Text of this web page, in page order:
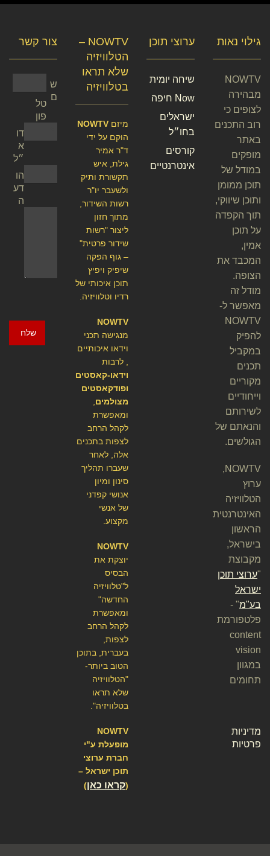
צור קשר
ש
ם
טל
פון
דו
א
״ל
הו
דע
ה
שלח
NOWTV –
הטלוויזיה
שלא תראו
בטלוויזיה
מיזם NOWTV
הוקם על ידי
ד"ר אמיר
גילת, איש
תקשורת ותיק
ולשעבר יו"ר
רשות השידור,
מתוך חזון
ליצור "רשות
שידור פרטית"
– גוף הפקה
שיפיק ויפיץ
תוכן איכותי של
רדיו וטלוויזיה.
NOWTV
מנגישה תכני
וידאו איכותיים
, לרבות
וידאו-קאסטים
ופודקאסטים
מצולמים
ומאפשרת
לקהל הרחב
לצפות בתכנים
אלה, לאחר
שעברו תהליך
סינון ומיון
אנושי קפדני
של אנשי
מקצוע.
NOWTV
יוצקת את
הבסיס
ל"טלוויזיה
החדשה"
ומאפשרת
לקהל הרחב
לצפות,
בעברית, בתוכן
הטוב ביותר-
"הטלוויזיה
שלא תראו
בטלוויזיה".
NOWTV
מופעלת ע"י
חברת ערוצי
תוכן ישראל –
(קראו כאן)
ערוצי תוכן
שיחה יומית
Now חיפה
ישראלים
בחו״ל
קורסים
אינטרנטיים
גילוי נאות
NOWTV
מבהירה
לצופים כי
רוב התכנים
באתר
מופקים
במודל של
תוכן ממומן
ותוכן שיווקי,
תוך הקפדה
על תוכן
אמין,
המכבד את
הצופה.
מודל זה
מאפשר ל-
NOWTV
להפיק
במקביל
תכנים
מקוריים
וייחודיים
לשירותם
והנאתם של
הגולשים.
NOWTV,
ערוץ
הטלוויזיה
האינטרנטית
הראשון
בישראל,
מקבוצת
"ערוצי תוכן
ישראל
בע"מ" -
פלטפורמת
content
vision
במגוון
תחומים
מדיניות
פרטיות